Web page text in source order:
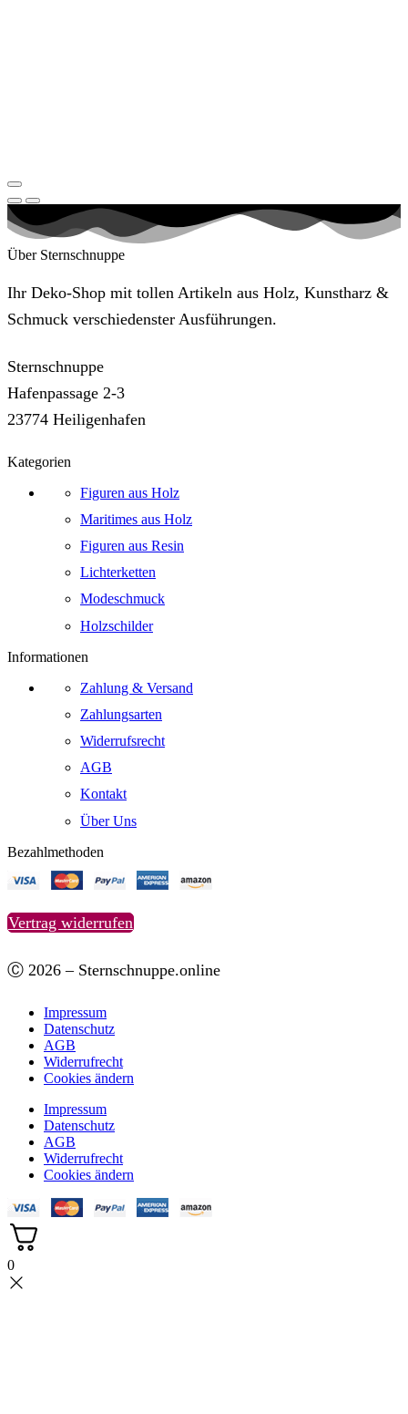
Über Sternschnuppe
Ihr Deko-Shop mit tollen Artikeln aus Holz, Kunstharz &
Schmuck verschiedenster Ausführungen.
Sternschnuppe
Hafenpassage 2-3
23774 Heiligenhafen
Kategorien
Figuren aus Holz
Maritimes aus Holz
Figuren aus Resin
Lichterketten
Modeschmuck
Holzschilder
Informationen
Zahlung & Versand
Zahlungsarten
Widerrufsrecht
AGB
Kontakt
Über Uns
Bezahlmethoden
Vertrag widerrufen
Ⓒ 2026 – Sternschnuppe.online
Impressum
Datenschutz
AGB
Widerrufrecht
Cookies ändern
Impressum
Datenschutz
AGB
Widerrufrecht
Cookies ändern
0